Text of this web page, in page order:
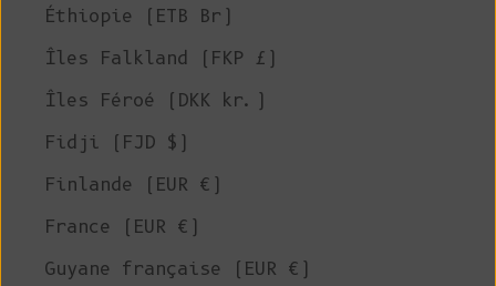
Éthiopie (ETB Br)
Îles Falkland (FKP £)
Îles Féroé (DKK kr.)
Fidji (FJD $)
Finlande (EUR €)
France (EUR €)
Guyane française (EUR €)